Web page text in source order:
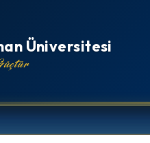
Üniversitesi